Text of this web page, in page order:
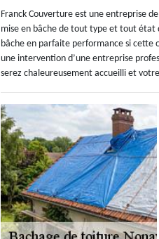
Franck Couverture est une entreprise
mise en bâche de tout type et tout état
bâche en parfaite performance si cette
une intervention d’une entreprise
serez chaleureusement accueilli et